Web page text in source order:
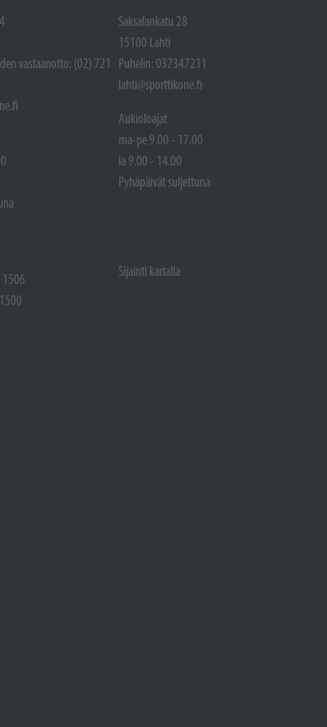
vastaanotto: (02) 721
1506
Saksalankatu 28
15100 Lahti
Puhelin: 037347211
lahti@sporttikone.fi
Aukioloajat
ma-pe 9.00 - 17.00
la 9.00 - 14.00
Pyhäpäivät suljettuna
Sijainti kartalla